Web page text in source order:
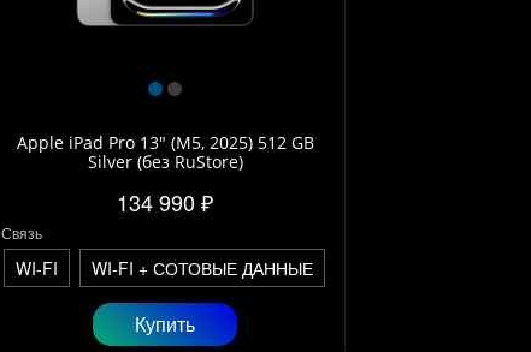
Apple iPad Pro 13" (M5, 2025) 512 GB
Silver (без RuStore)
134 990 ₽
Связь
WI-FI WI-FI + СОТОВЫЕ ДАННЫЕ
Купить